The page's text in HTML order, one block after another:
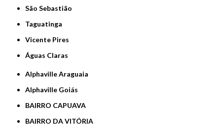
São Sebastião
Taguatinga
Vicente Pires
Águas Claras
Alphaville Araguaia
Alphaville Goiás
BAIRRO CAPUAVA
BAIRRO DA VITÓRIA